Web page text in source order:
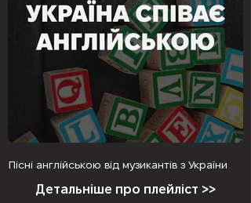
Пісні англійською від музикантів з України
Детальніше про плейліст >>